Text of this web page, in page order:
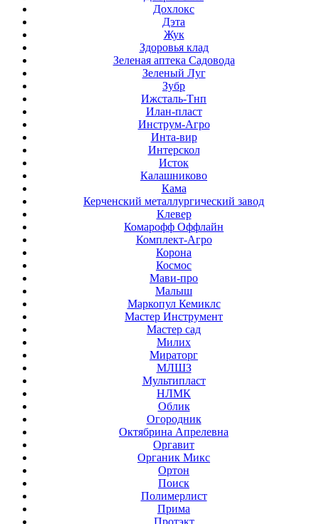
Дохлокс
Дэта
Жук
Здоровья клад
Зеленая аптека Садовода
Зеленый Луг
Зубр
Ижсталь-Тнп
Илан-пласт
Инструм-Агро
Инта-вир
Интерскол
Исток
Калашниково
Кама
Керченский металлургический завод
Клевер
Комарофф Оффлайн
Комплект-Агро
Корона
Космос
Мави-про
Малыш
Маркопул Кемиклс
Мастер Инструмент
Мастер сад
Милих
Мираторг
МЛШЗ
Мультипласт
НЛМК
Облик
Огородник
Октябрина Апрелевна
Оргавит
Органик Микс
Ортон
Поиск
Полимерлист
Прима
Протэкт